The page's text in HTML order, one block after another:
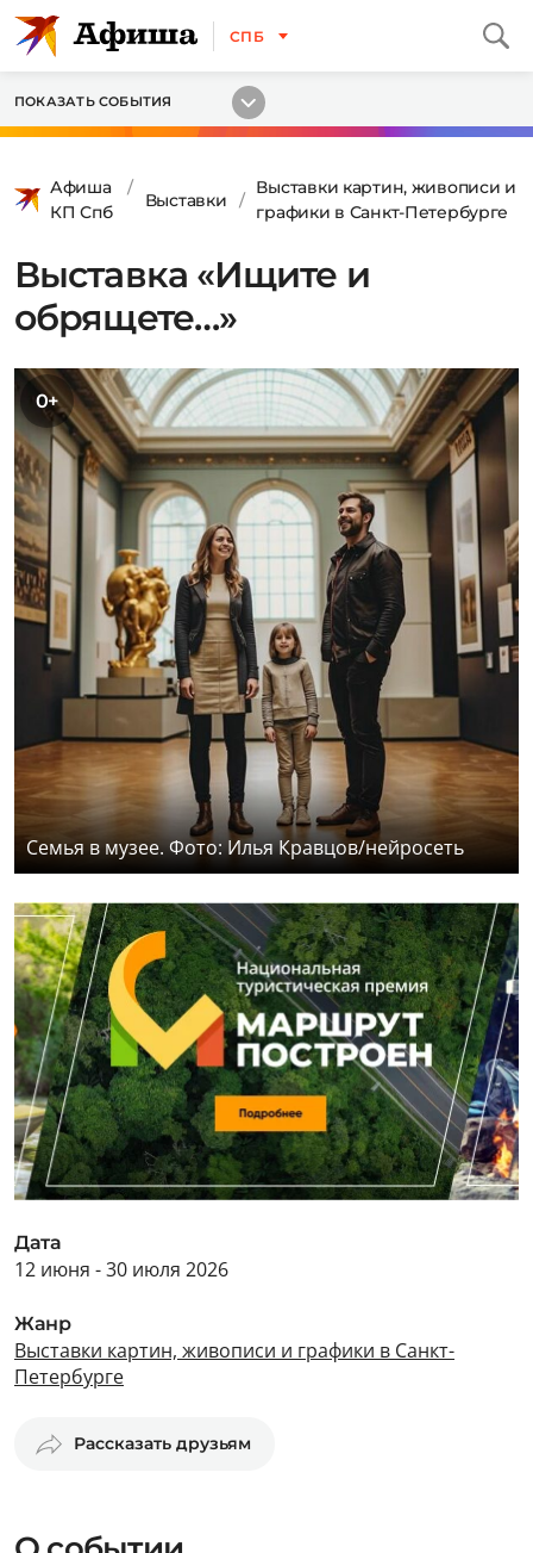
СПБ
ПОКАЗАТЬ СОБЫТИЯ
Афиша
КП Спб
Выставки
Выставки картин, живописи и
графики в Санкт-Петербурге
Выставка «Ищите и
обрящете…»
0+
Семья в музее. Фото: Илья Кравцов/нейросеть
Дата
12 июня - 30 июля 2026
Жанр
Выставки картин, живописи и графики в Санкт-
Петербурге
Рассказать друзьям